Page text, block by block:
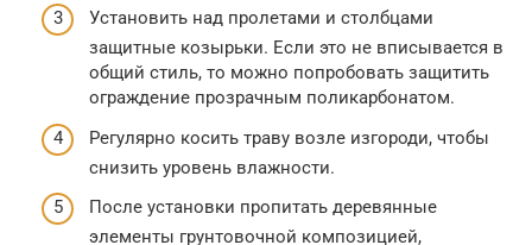
Установить над пролетами и столбцами
защитные козырьки. Если это не вписывается в
общий стиль, то можно попробовать защитить
ограждение прозрачным поликарбонатом.
Регулярно косить траву возле изгороди, чтобы
снизить уровень влажности.
После установки пропитать деревянные
элементы грунтовочной композицией,